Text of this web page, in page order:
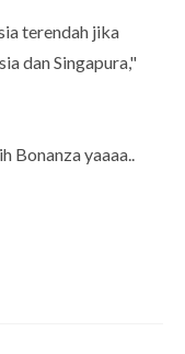
terendah jika
dan Singapura,"
Bonanza yaaaa..